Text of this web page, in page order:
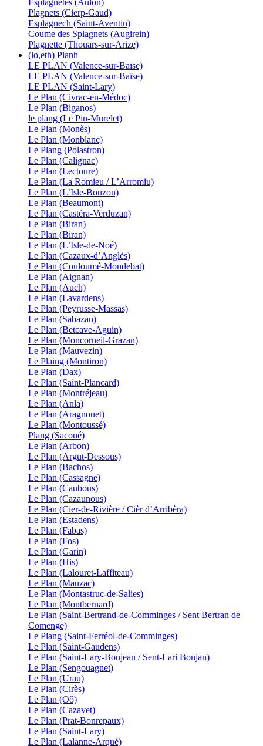
Plagnets (Cierp-Gaud)
Esplagnech (Saint-Aventin)
Coume des Splagnets (Augirein)
Plagnette (Thouars-sur-Arize)
(lo,eth) Planh
LE PLAN (Valence-sur-Baïse)
LE PLAN (Valence-sur-Baïse)
LE PLAN (Saint-Lary)
Le Plan (Civrac-en-Médoc)
Le Plan (Biganos)
le plang (Le Pin-Murelet)
Le Plan (Monès)
Le Plan (Monblanc)
Le Plang (Polastron)
Le Plan (Calignac)
Le Plan (Lectoure)
Le Plan (La Romieu / L’Arromiu)
Le Plan (L’Isle-Bouzon)
Le Plan (Beaumont)
Le Plan (Castéra-Verduzan)
Le Plan (Biran)
Le Plan (Biran)
Le Plan (L’Isle-de-Noé)
Le Plan (Cazaux-d’Anglès)
Le Plan (Couloumé-Mondebat)
Le Plan (Aignan)
Le Plan (Auch)
Le Plan (Lavardens)
Le Plan (Peyrusse-Massas)
Le Plan (Sabazan)
Le Plan (Betcave-Aguin)
Le Plan (Moncorneil-Grazan)
Le Plan (Mauvezin)
Le Plaing (Montiron)
Le Plan (Dax)
Le Plan (Saint-Plancard)
Le Plan (Montréjeau)
Le Plan (Anla)
Le Plan (Aragnouet)
Le Plan (Montoussé)
Plang (Sacoué)
Le Plan (Arbon)
Le Plan (Argut-Dessous)
Le Plan (Bachos)
Le Plan (Cassagne)
Le Plan (Caubous)
Le Plan (Cazaunous)
Le Plan (Cier-de-Rivière / Cièr d’Arribèra)
Le Plan (Estadens)
Le Plan (Fabas)
Le Plan (Fos)
Le Plan (Garin)
Le Plan (His)
Le Plan (Lalouret-Laffiteau)
Le Plan (Mauzac)
Le Plan (Montastruc-de-Salies)
Le Plan (Montbernard)
Le Plan (Saint-Bertrand-de-Comminges / Sent Bertran de
Comenge)
Le Plang (Saint-Ferréol-de-Comminges)
Le Plan (Saint-Gaudens)
Le Plan (Saint-Lary-Boujean / Sent-Lari Bonjan)
Le Plan (Sengouagnet)
Le Plan (Urau)
Le Plan (Cirès)
Le Plan (Oô)
Le Plan (Cazavet)
Le Plan (Prat-Bonrepaux)
Le Plan (Saint-Lary)
Le Plan (Lalanne-Arqué)